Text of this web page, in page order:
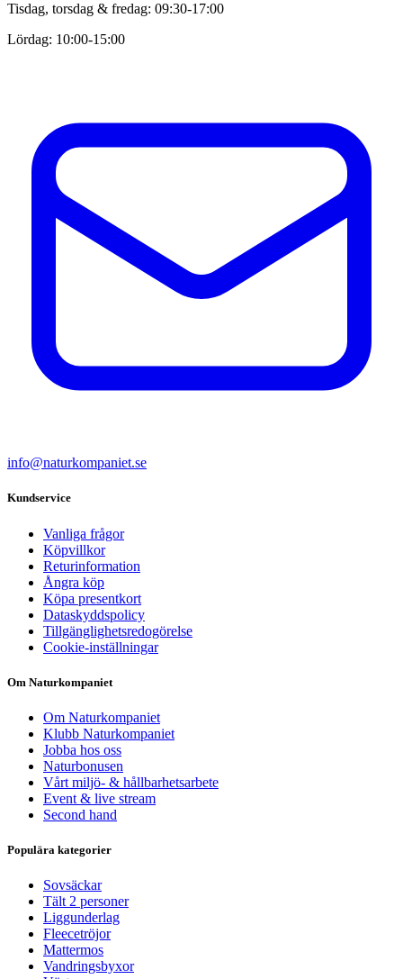
Tisdag, torsdag & fredag: 09:30-17:00
Lördag: 10:00-15:00
info@naturkompaniet.se
Kundservice
Vanliga frågor
Köpvillkor
Returinformation
Ångra köp
Köpa presentkort
Dataskyddspolicy
Tillgänglighetsredogörelse
Cookie-inställningar
Om Naturkompaniet
Om Naturkompaniet
Klubb Naturkompaniet
Jobba hos oss
Naturbonusen
Vårt miljö- & hållbarhetsarbete
Event & live stream
Second hand
Populära kategorier
Sovsäckar
Tält 2 personer
Liggunderlag
Fleecetröjor
Mattermos
Vandringsbyxor